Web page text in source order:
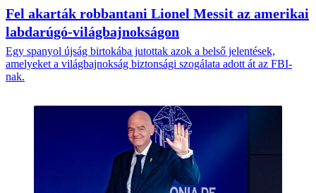
Fel akarták robbantani Lionel Messit az amerikai
labdarúgó-világbajnokságon
Egy spanyol újság birtokába jutottak azok a belső jelentések,
amelyeket a világbajnokság biztonsági szogálata adott át az FBI-
nak.